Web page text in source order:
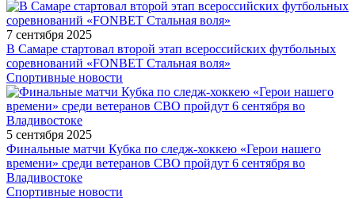
7 сентября 2025
В Самаре стартовал второй этап всероссийских футбольных
соревнований «FONBET Стальная воля»
Спортивные новости
5 сентября 2025
Финальные матчи Кубка по следж-хоккею «Герои нашего
времени» среди ветеранов СВО пройдут 6 сентября во
Владивостоке
Спортивные новости